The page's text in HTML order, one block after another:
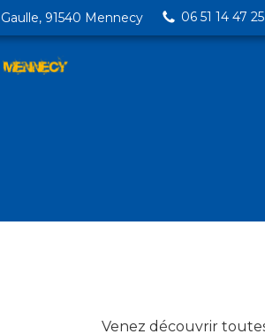
91540 Mennecy 06 51 14 47 25
Venez découvrir